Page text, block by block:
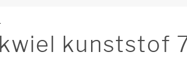
kunststof